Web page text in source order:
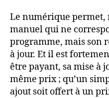
Le numérique permet,
manuel qui ne
programme, mais son
à jour. Et il est
être payant, sa mise à
même prix ; qu’un
ajout soit offert à un